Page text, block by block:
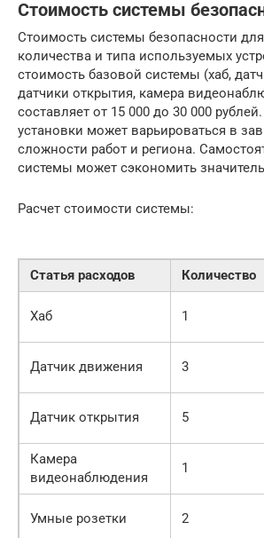
Стоимость системы
Стоимость системы безопасности
количества и типа используемых
стоимость базовой системы (хаб,
датчики открытия, камера
составляет от 15 000 до 30 000
установки может варьироваться в
сложности работ и региона.
системы может сэкономить
Расчет стоимости системы:
Статья расходов Количество
Хаб 1
Датчик движения 3
Датчик открытия 5
Камера
видеонаблюдения
1
Умные розетки 2